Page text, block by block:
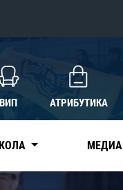
ВИП АТРИБУТИКА
МЕДИА